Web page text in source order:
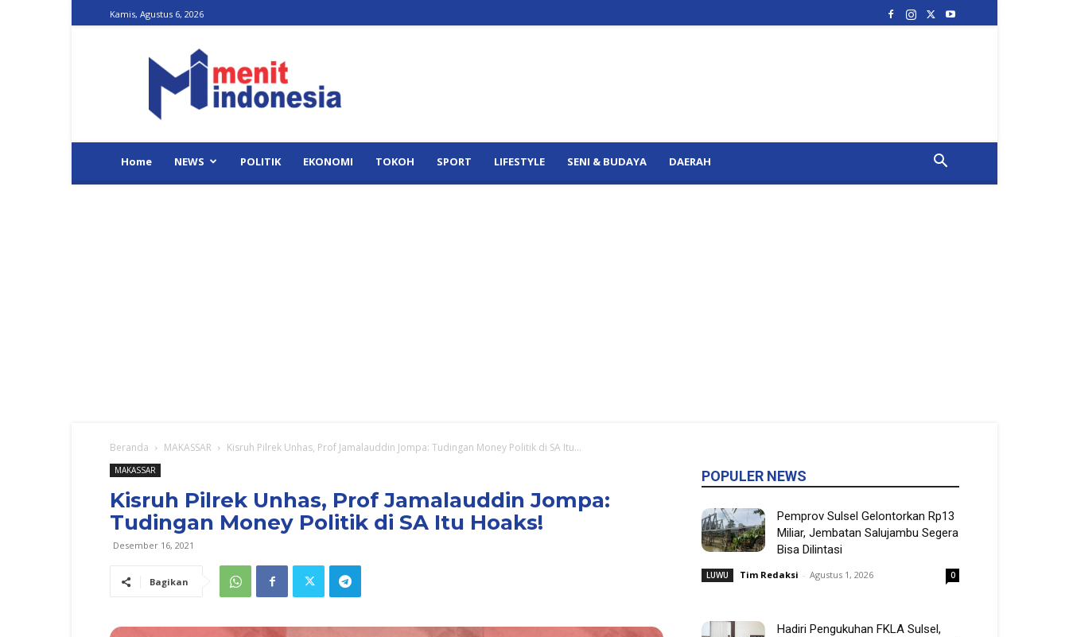
Kamis, Agustus 6, 2026
Indonesia
Home NEWS POLITIK EKONOMI TOKOH SPORT LIFESTYLE SENI & BUDAYA DAERAH
Beranda MAKASSAR Kisruh Pilrek Unhas, Prof Jamalauddin Jompa: Tudingan Money Politik di SA Itu...
MAKASSAR
Kisruh Pilrek Unhas, Prof Jamalauddin Jompa:
Tudingan Money Politik di SA Itu Hoaks!
Desember 16, 2021
Bagikan
POPULER NEWS
Pemprov Sulsel Gelontorkan Rp13
Miliar, Jembatan Salujambu Segera
Bisa Dilintasi
LUWU Tim Redaksi - Agustus 1, 2026 0
Hadiri Pengukuhan FKLA Sulsel,